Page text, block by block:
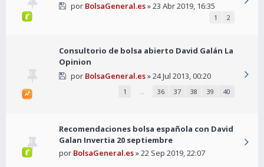
por BolsaGeneral.es» 23 Abr 2019, 16:35
1 2
Consultorio de bolsa abierto David Galán La
Opinion
por BolsaGeneral.es» 24 Jul 2013, 00:20
1 … 36 37 38 39 40
Recomendaciones bolsa española con David
Galan Invertia 20 septiembre
por BolsaGeneral.es» 22 Sep 2019, 22:07